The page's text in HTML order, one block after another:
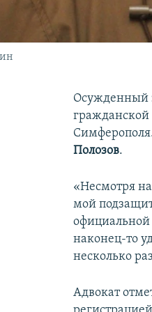
Осужденный
гражданской
Полозов.
«Несмотря
мой
официальной
наконец-то
несколько
Адвокат